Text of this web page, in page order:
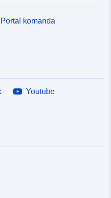
komanda
Youtube